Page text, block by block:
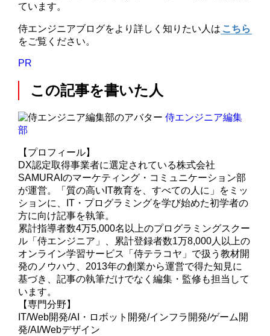
ています。
侍エンジニアブログをより詳しく知りたい人は こちら
をご覧ください。
PR
この記事を書いた人
侍エンジニア編集
部
【プロフィール】
DX認定取得事業者に選定されている株式会社
SAMURAIのマーケティング・コミュニケーション部
が運営。「質の高いIT教育を、すべての人に」をミッ
ションに、IT・プログラミングを学び始めた初学者の
方に向け記事を執筆。
累計指導者数4万5,000名以上のプログラミングスクー
ル「侍エンジニア」、累計登録者数1万8,000人以上の
オンライン学習サービス「侍テラコヤ」で扱う教材開
発のノウハウ、2013年の創業から運営で得た知見に
基づき、記事の執筆だけでなく編集・監修も担当して
います。
【専門分野】
IT/Web開発/AI・ロボット開発/インフラ開発/ゲーム開
発/AI/Webデザイン